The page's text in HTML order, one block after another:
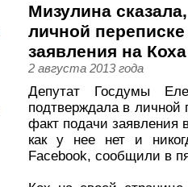
Мизулина
личной
заявления на Коха
2 августа 2013 года
Депутат Госдумы
подтверждала в личной
факт подачи заявления
как у нее нет и
Facebook, сообщили в